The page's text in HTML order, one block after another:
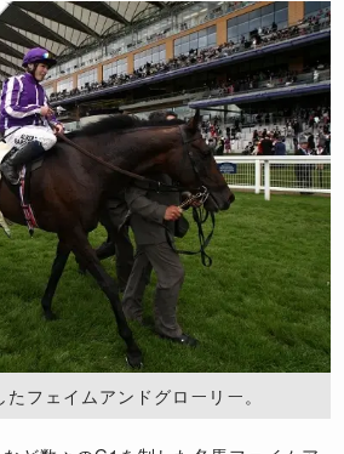
フェイムアンドグローリー。